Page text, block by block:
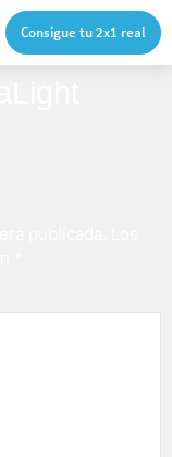
Consigue tu 2x1 real